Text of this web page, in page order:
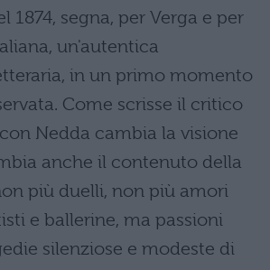
1874, segna, per Verga e per
un'autentica
in un primo momento
Come scrisse il critico
Nedda cambia la visione
anche il contenuto della
più duelli, non più amori
e ballerine, ma passioni
silenziose e modeste di